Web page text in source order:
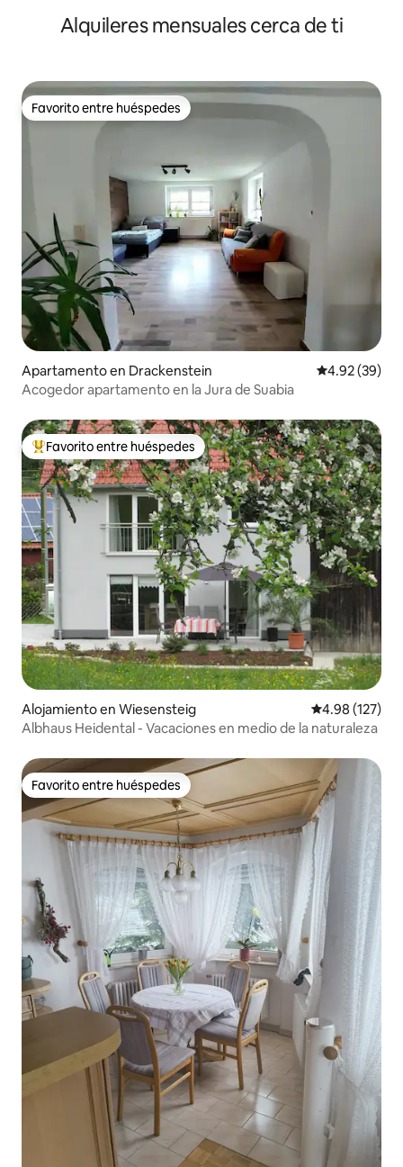
Alquileres mensuales cerca de ti
Favorito entre huéspedes
Favorito entre huéspedes
Apartamento en Drackenstein Calificación
4.92 (39)
Acogedor apartamento en la Jura de Suabia
Favorito entre huéspedes preferido
Favorito entre huéspedes
Alojamiento en Wiesensteig Calificación
4.98 (127)
Albhaus Heidental - Vacaciones en medio de la naturaleza
Favorito entre huéspedes
Favorito entre huéspedes